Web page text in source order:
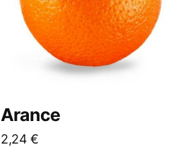
Arance
2,24€